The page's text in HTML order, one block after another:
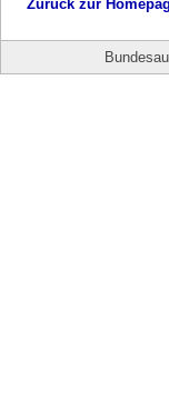
Zurück zur